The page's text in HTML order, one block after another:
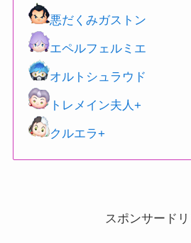
悪だくみガストン
エペルフェルミエ
オルトシュラウド
トレメイン夫人+
クルエラ+
スポンサードリ